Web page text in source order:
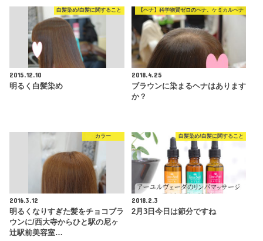
白髪染め/白髪に関すること
2015.12.10
明るく白髪染め
【ヘナ】科学物質ゼロのヘナ、ケミカルヘナ
2018.4.25
ブラウンに染まるヘナはあります
か？
カラー
2016.3.12
明るくなりすぎた髪をチョコブラ
ウンに/西大寺からひと駅の尼ヶ
辻駅前美容室…
白髪染め/白髪に関すること
2018.2.3
2月3日今日は節分ですね